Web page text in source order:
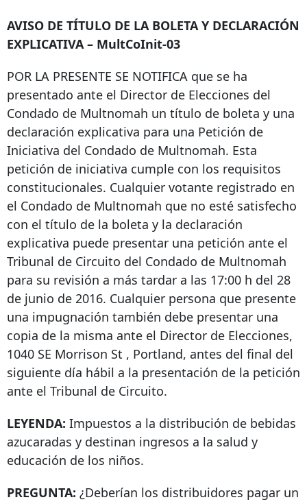
AVISO DE TÍTULO DE LA BOLETA Y DECLARACIÓN
EXPLICATIVA – MultCoInit-03
POR LA PRESENTE SE NOTIFICA que se ha
presentado ante el Director de Elecciones del
Condado de Multnomah un título de boleta y una
declaración explicativa para una Petición de
Iniciativa del Condado de Multnomah. Esta
petición de iniciativa cumple con los requisitos
constitucionales. Cualquier votante registrado en
el Condado de Multnomah que no esté satisfecho
con el título de la boleta y la declaración
explicativa puede presentar una petición ante el
Tribunal de Circuito del Condado de Multnomah
para su revisión a más tardar a las 17:00 h del 28
de junio de 2016. Cualquier persona que presente
una impugnación también debe presentar una
copia de la misma ante el Director de Elecciones,
1040 SE Morrison St , Portland, antes del final del
siguiente día hábil a la presentación de la petición
ante el Tribunal de Circuito.
LEYENDA: Impuestos a la distribución de bebidas
azucaradas y destinan ingresos a la salud y
educación de los niños.
PREGUNTA: ¿Deberían los distribuidores pagar un